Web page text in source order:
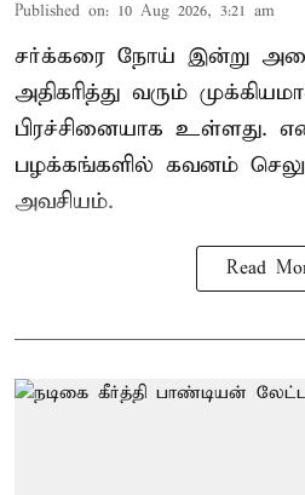
Published on: 10 Aug 2026, 3:21 am
சர்க்கரை நோய் இன்று
அதிகரித்து வரும்
பிரச்சினையாக உள்ளது.
பழக்கங்களில் கவனம்
அவசியம்.
Read